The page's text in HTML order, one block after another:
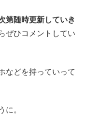
第随時更新していき
ぜひコメントしてい
などを持っていって
に。